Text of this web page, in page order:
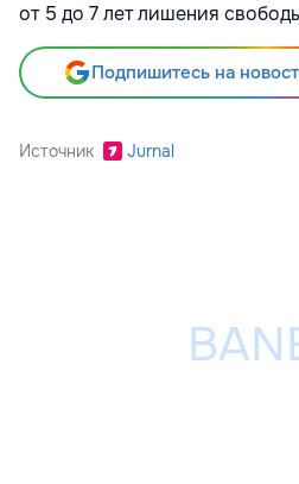
от 5 до 7 лет лишения
Подпишитесь на
Источник Jurnal